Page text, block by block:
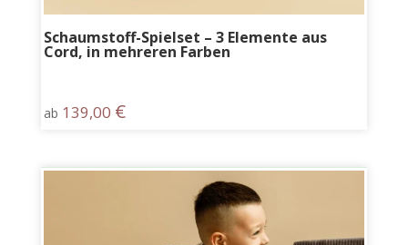
Schaumstoff-Spielset – 3 Elemente aus
Cord, in mehreren Farben
ab 139,00 €